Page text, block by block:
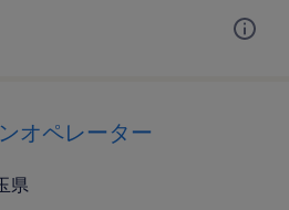
オペレーター
県